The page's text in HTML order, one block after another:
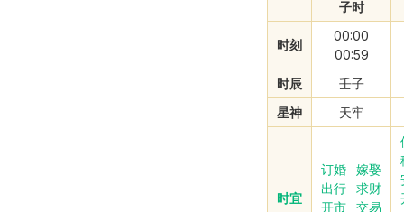
子时
时刻
00:00
00:59
时辰
壬子
星神
天牢
时宜
订婚
嫁娶
出行
求财
开市
交易